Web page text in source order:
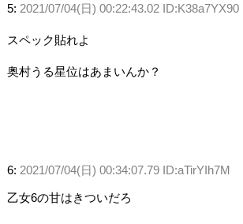
5: 2021/07/04(日) 00:22:43.02 ID:K38a7YX90
スペック貼れよ
奥村うる星位はあまいんか？
6: 2021/07/04(日) 00:34:07.79 ID:aTirYIh7M
乙女6の甘はきついだろ